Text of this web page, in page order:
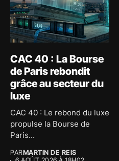
CAC 40 : La Bourse
de Paris rebondit
grâce au secteur du
luxe
CAC 40 : Le rebond du luxe
propulse la Bourse de
Paris...
PARMARTIN DE REIS